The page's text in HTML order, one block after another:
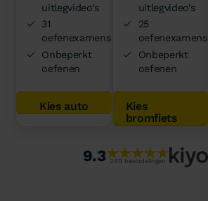
uitlegvideo’s
31
oefenexamens
Onbeperkt
oefenen
Kies auto
uitlegvideo’s
25
oefenexamens
Onbeperkt
oefenen
Kies
bromfiets
9.3 2.413 beoordelingen